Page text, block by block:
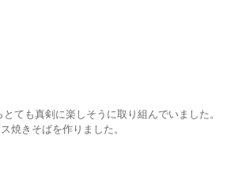
ても真剣に楽しそうに取り組んでいました。
焼きそばを作りました。